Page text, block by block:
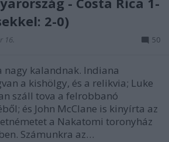
2-0)
16. 50
nagy kalandnak. Indiana
a kishölgy, és a relikvia; Luke
száll tova a felrobbanó
és John McClane is kinyírta az
a Nakatomi toronyház
Számunkra az…